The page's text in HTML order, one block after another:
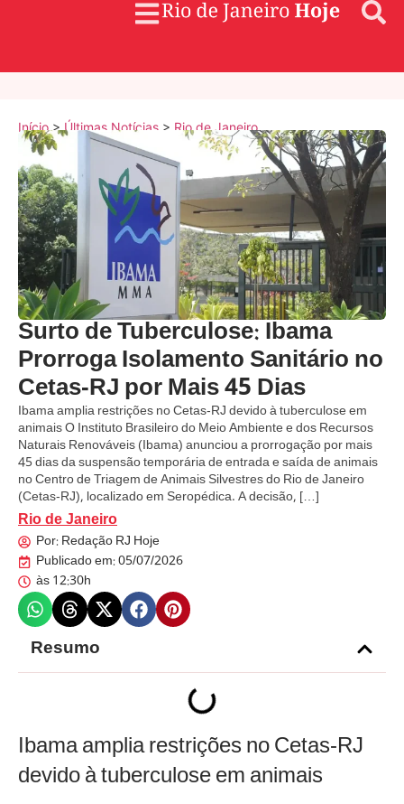
Início>Últimas Notícias > Rio de Janeiro
Surto de Tuberculose: Ibama
Prorroga Isolamento Sanitário no
Cetas-RJ por Mais 45 Dias
Ibama amplia restrições no Cetas-RJ devido à tuberculose em
animais O Instituto Brasileiro do Meio Ambiente e dos Recursos
Naturais Renováveis (Ibama) anunciou a prorrogação por mais
45 dias da suspensão temporária de entrada e saída de animais
no Centro de Triagem de Animais Silvestres do Rio de Janeiro
(Cetas-RJ), localizado em Seropédica. A decisão, […]
Rio de Janeiro
Por: Redação RJ Hoje
Publicado em:05/07/2026
às12:30h
Resumo
Ibama amplia restrições no Cetas-RJ
devido à tuberculose em animais